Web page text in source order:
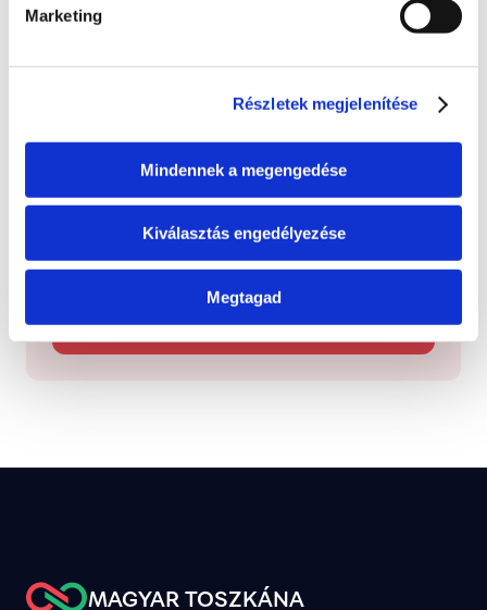
Marketing
Részletek megjelenítése
Mindennek a megengedése
Kiválasztás engedélyezése
Megtagad
Dolgozunk a probléma megoldásán
Jelentsd be
Jelezd nekünk, ha olyan helyi ügyet látsz, amely
figyelmet vagy megoldást igényel.
Új bejelentés
MAGYAR TOSZKÁNA